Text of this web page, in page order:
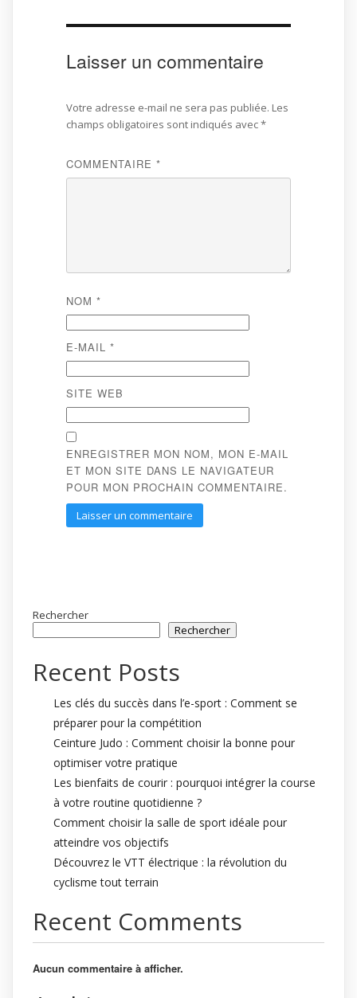
Laisser un commentaire
Votre adresse e-mail ne sera pas publiée. Les
champs obligatoires sont indiqués avec*
COMMENTAIRE *
NOM *
E-MAIL *
SITE WEB
ENREGISTRER MON NOM, MON E-MAIL
ET MON SITE DANS LE NAVIGATEUR
POUR MON PROCHAIN COMMENTAIRE.
Rechercher
Rechercher
Recent Posts
Les clés du succès dans l’e-sport : Comment se
préparer pour la compétition
Ceinture Judo : Comment choisir la bonne pour
optimiser votre pratique
Les bienfaits de courir : pourquoi intégrer la course
à votre routine quotidienne ?
Comment choisir la salle de sport idéale pour
atteindre vos objectifs
Découvrez le VTT électrique : la révolution du
cyclisme tout terrain
Recent Comments
Aucun commentaire à afficher.